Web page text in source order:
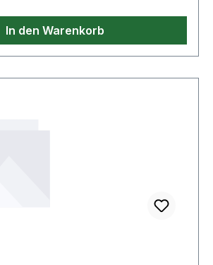
In den Warenkorb